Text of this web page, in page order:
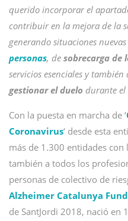
querido incorporar el
contribuir en la mejora de la
generando situaciones
personas, de sobrecarga de
servicios esenciales y
gestionar el duelo durante
Con la puesta en marcha de ‘
Coronavirus‘ desde esta
más de 1.300 entidades
también a todos los
personas de colectivo de
Alzheimer Catalunya
de SantJordi 2018, nació en